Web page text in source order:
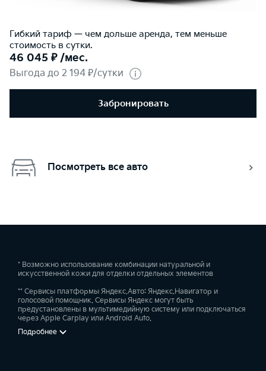
Гибкий тариф — чем дольше аренда, тем меньше
стоимость в сутки.
46 045 ₽ /мес.
Выгода до 2 194 ₽/сутки
Забронировать
Посмотреть все авто
* Возможно использование комбинации натуральной и
искусственной кожи для отделки отдельных элементов
** Сервисы платформы Яндекс.Авто: Яндекс.Навигатор и
голосовой помощник. Сервисы Яндекс могут быть
предустановлены в мультимедийную систему или подключаться
через Apple Carplay или Android Auto.
Подробнее